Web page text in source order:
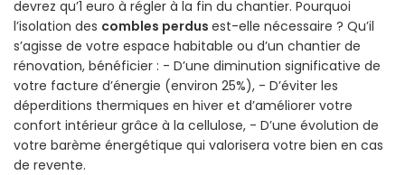
devrez qu’1 euro à régler à la fin du chantier. Pourquoi
l’isolation des combles perdus est-elle nécessaire ? Qu’il
s’agisse de votre espace habitable ou d’un chantier de
rénovation, bénéficier : - D’une diminution significative de
votre facture d’énergie (environ 25%), - D’éviter les
déperditions thermiques en hiver et d’améliorer votre
confort intérieur grâce à la cellulose, - D’une évolution de
votre barème énergétique qui valorisera votre bien en cas
de revente.